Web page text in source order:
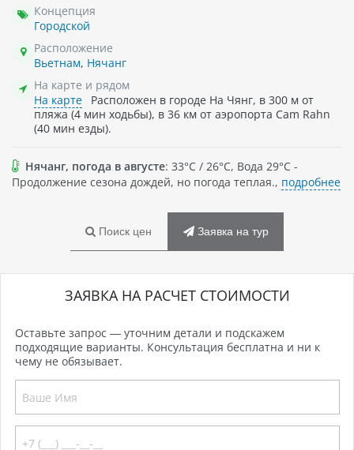
Концепция
Городской
Расположение
Вьетнам, Нячанг
На карте и рядом
На карте
Расположен в городе На Чянг, в 300 м от
пляжа (4 мин ходьбы), в 36 км от аэропорта Cam Rahn
(40 мин езды).
Нячанг, погода в августе: 33°C / 26°C, Вода 29°C -
Продолжение сезона дождей, но погода теплая., подробнее
Поиск цен Заявка на тур
ЗАЯВКА НА РАСЧЕТ СТОИМОСТИ
Оставьте запрос — уточним детали и подскажем
подходящие варианты. Консультация бесплатна и ни к
чему не обязывает.